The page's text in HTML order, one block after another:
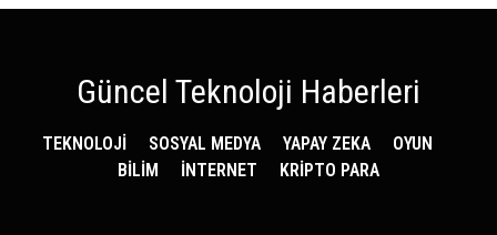
Güncel Teknoloji Haberleri
TEKNOLOJİ SOSYAL MEDYA YAPAY ZEKA
OYUN
BİLİM
İNTERNET KRİPTO PARA